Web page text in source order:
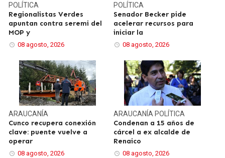
POLÍTICA
Regionalistas Verdes
apuntan contra seremi del
MOP y
08 agosto, 2026
POLÍTICA
Senador Becker pide
acelerar recursos para
iniciar la
08 agosto, 2026
ARAUCANÍA
Cunco recupera conexión
clave: puente vuelve a
operar
08 agosto, 2026
ARAUCANÍA POLÍTICA
Condenan a 15 años de
cárcel a ex alcalde de
Renaico
08 agosto, 2026